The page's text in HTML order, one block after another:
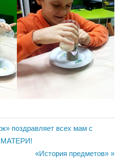
поздравляет всех мам с
МАТЕРИ!
Следующая
«История предметов»